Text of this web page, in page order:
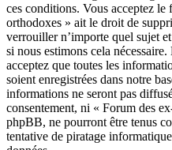
ces conditions. Vous acceptez
orthodoxes » ait le droit de
verrouiller n’importe quel sujet
si nous estimons cela
acceptez que toutes les
soient enregistrées dans notre
informations ne seront pas
consentement, ni « Forum des
phpBB, ne pourront être tenus
tentative de piratage